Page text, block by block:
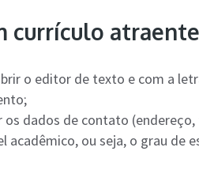
currículo
o editor de texto e com a
os dados de contato
acadêmico, ou seja, o grau